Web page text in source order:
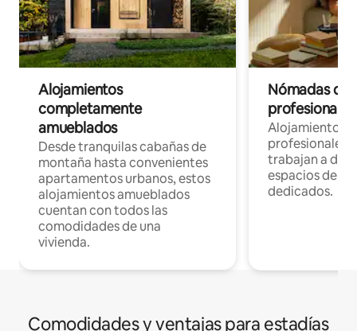
Alojamientos
completamente
amueblados
Desde tranquilas cabañas de
montaña hasta convenientes
apartamentos urbanos, estos
alojamientos amueblados
cuentan con todos las
comodidades de una
vivienda.
Nómadas
Alojamientos
profesionales
trabajan a
espacios de
dedicados.
Comodidades y ventajas para estadías